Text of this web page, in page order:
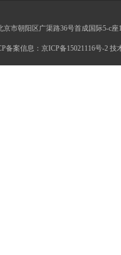
市朝阳区广渠路36号首成国际5-c座
备案信息：京ICP备15021116号-2 技